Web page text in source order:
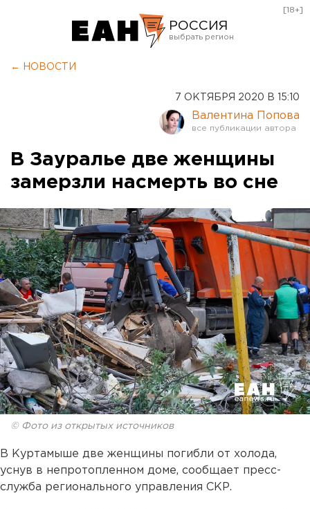
РОССИЯ
Курган
Оренбург
[18+]
← НОВОСТИ
7 ОКТЯБРЯ 2020 В 15:10
Валентина Попова
В Зауралье две женщины
замерзли насмерть во сне
© Фото из открытых источников
В Куртамыше две женщины погибли от холода,
уснув в непротопленном доме, сообщает пресс-
служба регионального управления СКР.